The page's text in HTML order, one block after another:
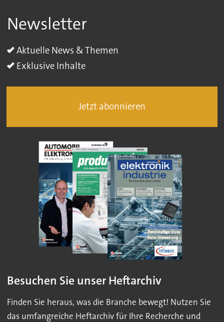
Newsletter
Aktuelle News & Themen
Exklusive Inhalte
Jetzt abonnieren
Besuchen Sie unser Heftarchiv
Finden Sie heraus, was die Branche bewegt! Nutzen Sie
das umfangreiche Heftarchiv für Ihre Recherche und